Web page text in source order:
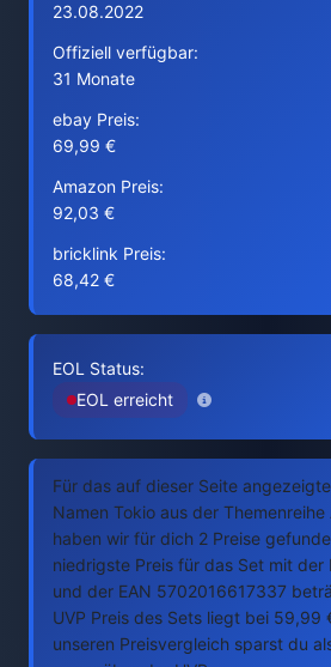
23.08.2022
Offiziell verfügbar:
31 Monate
ebay Preis:
69,99 €
Amazon Preis:
92,03 €
bricklink Preis:
68,42 €
EOL Status:
EOL erreicht
Für das auf dieser Seite
Namen Tokio aus der
haben wir für dich 2 Preise
niedrigste Preis für das Set mit der
und der EAN 5702016617337
UVP Preis des Sets liegt bei 59,99
unseren Preisvergleich sparst du